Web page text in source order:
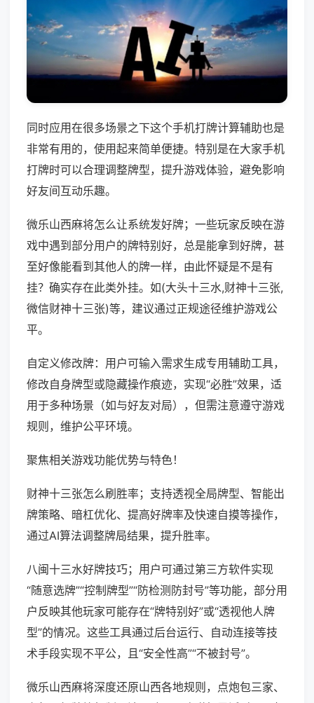
同时应用在很多场景之下这个手机打牌计算辅助也是
非常有用的，使用起来简单便捷。特别是在大家手机
打牌时可以合理调整牌型，提升游戏体验，避免影响
好友间互动乐趣。
微乐山西麻将怎么让系统发好牌；一些玩家反映在游
戏中遇到部分用户的牌特别好，总是能拿到好牌，甚
至好像能看到其他人的牌一样，由此怀疑是不是有
挂？确实存在此类外挂。如(大头十三水,财神十三张,
微信财神十三张)等，建议通过正规途径维护游戏公
平。
自定义修改牌：用户可输入需求生成专用辅助工具，
修改自身牌型或隐藏操作痕迹，实现“必胜”效果，适
用于多种场景（如与好友对局），但需注意遵守游戏
规则，维护公平环境。
聚焦相关游戏功能优势与特色！
财神十三张怎么刷胜率；支持透视全局牌型、智能出
牌策略、暗杠优化、提高好牌率及快速自摸等操作，
通过AI算法调整牌局结果，提升胜率。
八闽十三水好牌技巧；用户可通过第三方软件实现
“随意选牌”“控制牌型”“防检测防封号”等功能，部分用
户反映其他玩家可能存在“牌特别好”或“透视他人牌
型”的情况。这些工具通过后台运行、自动连接等技
术手段实现不平公，且“安全性高”“不被封号”。
微乐山西麻将深度还原山西各地规则，点炮包三家、